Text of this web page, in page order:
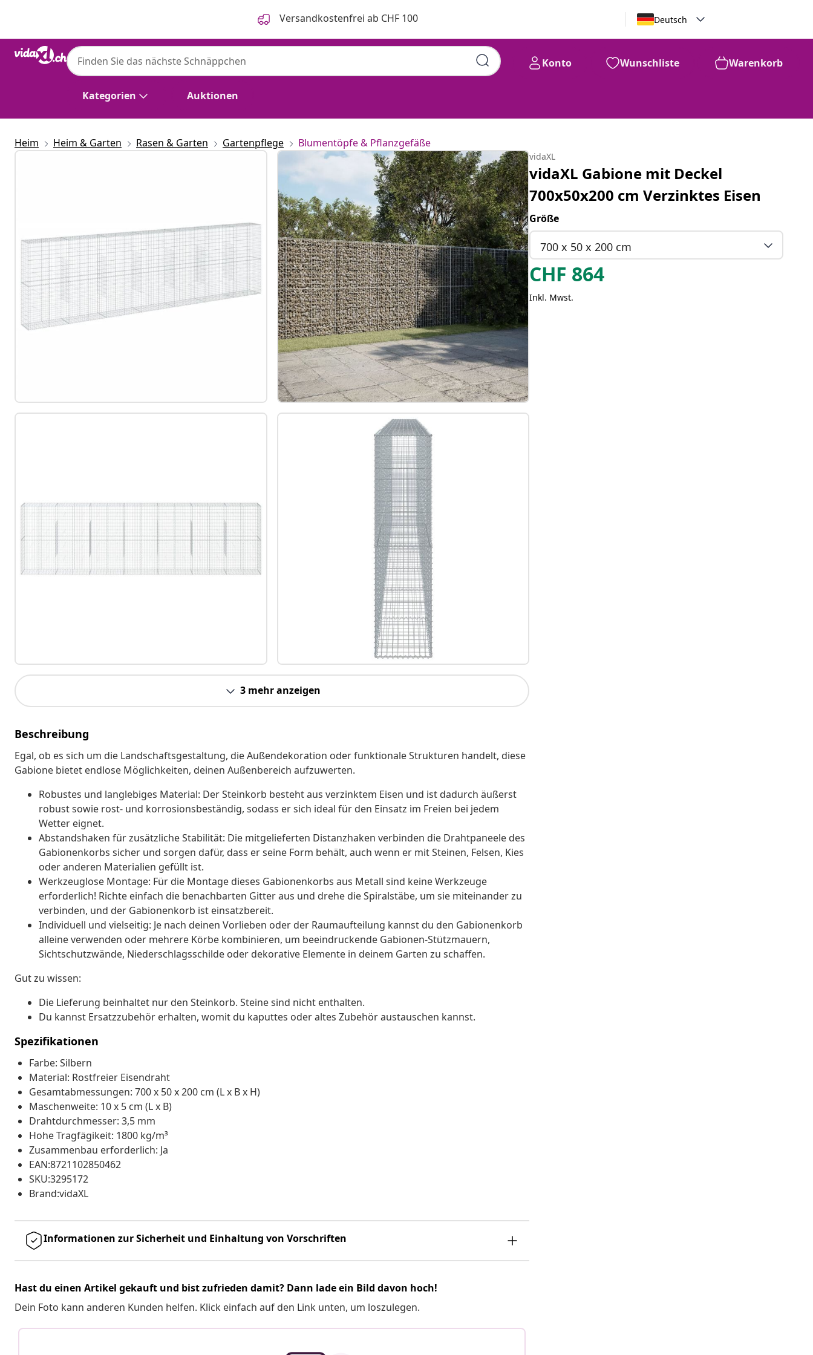
Versandkostenfrei ab CHF 100 Deutsch
Kategorien Auktionen
Konto Wunschliste Warenkorb
Heim Heim & Garten Rasen & Garten Gartenpflege Blumentöpfe & Pflanzgefäße
3 mehr anzeigen
Beschreibung
Egal, ob es sich um die Landschaftsgestaltung, die Außendekoration oder funktionale Strukturen handelt, diese
Gabione bietet endlose Möglichkeiten, deinen Außenbereich aufzuwerten.
Robustes und langlebiges Material: Der Steinkorb besteht aus verzinktem Eisen und ist dadurch äußerst
robust sowie rost- und korrosionsbeständig, sodass er sich ideal für den Einsatz im Freien bei jedem
Wetter eignet.
Abstandshaken für zusätzliche Stabilität: Die mitgelieferten Distanzhaken verbinden die Drahtpaneele des
Gabionenkorbs sicher und sorgen dafür, dass er seine Form behält, auch wenn er mit Steinen, Felsen, Kies
oder anderen Materialien gefüllt ist.
Werkzeuglose Montage: Für die Montage dieses Gabionenkorbs aus Metall sind keine Werkzeuge
erforderlich! Richte einfach die benachbarten Gitter aus und drehe die Spiralstäbe, um sie miteinander zu
verbinden, und der Gabionenkorb ist einsatzbereit.
Individuell und vielseitig: Je nach deinen Vorlieben oder der Raumaufteilung kannst du den Gabionenkorb
alleine verwenden oder mehrere Körbe kombinieren, um beeindruckende Gabionen-Stützmauern,
Sichtschutzwände, Niederschlagsschilde oder dekorative Elemente in deinem Garten zu schaffen.
Gut zu wissen:
Die Lieferung beinhaltet nur den Steinkorb. Steine sind nicht enthalten.
Du kannst Ersatzzubehör erhalten, womit du kaputtes oder altes Zubehör austauschen kannst.
Spezifikationen
Farbe: Silbern
Material: Rostfreier Eisendraht
Gesamtabmessungen: 700 x 50 x 200 cm (L x B x H)
Maschenweite: 10 x 5 cm (L x B)
Drahtdurchmesser: 3,5 mm
Hohe Tragfägikeit: 1800 kg/m³
Zusammenbau erforderlich: Ja
EAN:8721102850462
SKU:3295172
Brand:vidaXL
Informationen zur Sicherheit und Einhaltung von Vorschriften
Hast du einen Artikel gekauft und bist zufrieden damit? Dann lade ein Bild davon hoch!
Dein Foto kann anderen Kunden helfen. Klick einfach auf den Link unten, um loszulegen.
vidaXL
vidaXL Gabione mit Deckel
700x50x200 cm Verzinktes Eisen
Größe
700 x 50 x 200 cm
CHF 864
Inkl. Mwst.